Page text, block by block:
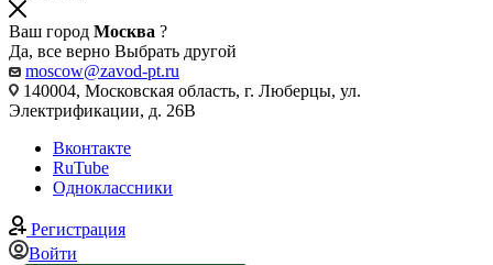
Ваш город Москва ?
Да, все верно Выбрать другой
moscow@zavod-pt.ru
140004, Московская область, г. Люберцы, ул.
Электрификации, д. 26В
Вконтакте
RuTube
Одноклассники
Регистрация
Войти